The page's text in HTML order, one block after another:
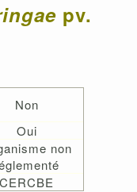
pv.
Non
Oui
non
CERCBE